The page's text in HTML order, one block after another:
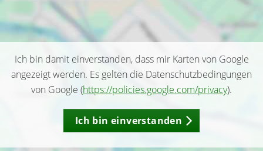
Ich bin damit einverstanden, dass mir Karten von Google
angezeigt werden. Es gelten die Datenschutzbedingungen
von Google (https://policies.google.com/privacy).
Ich bin einverstanden